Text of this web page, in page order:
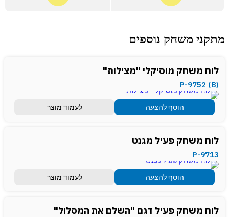
מתקני משחק נוספים
לוח משחק מוסיקלי "מצילות"
P-9752 (B)
הוסף להצעה לעמוד מוצר
לוח משחק פעיל מגנט
P-9713
הוסף להצעה לעמוד מוצר
לוח משחק פעיל דגם "השלם את המסלול"